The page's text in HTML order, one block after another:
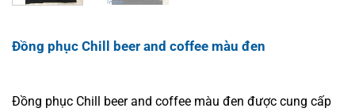
Đồng phục Chill beer and coffee màu đen
Đồng phục Chill beer and coffee màu đen được cung cấp